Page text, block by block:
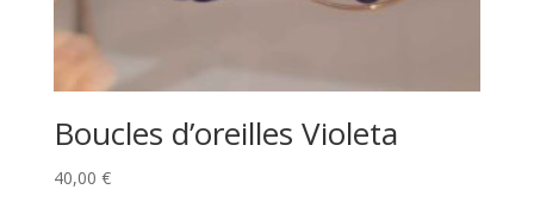
Boucles d’oreilles Violeta
40,00 €